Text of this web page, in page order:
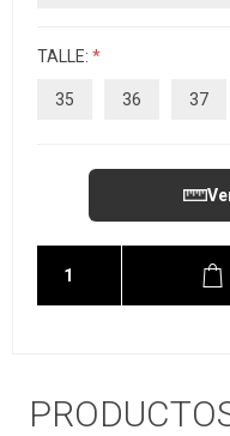
TALLE: *
35 36 37